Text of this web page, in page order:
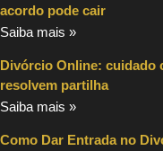
acordo pode cair
Saiba mais »
Divórcio Online: cuidado
resolvem partilha
Saiba mais »
Como Dar Entrada no